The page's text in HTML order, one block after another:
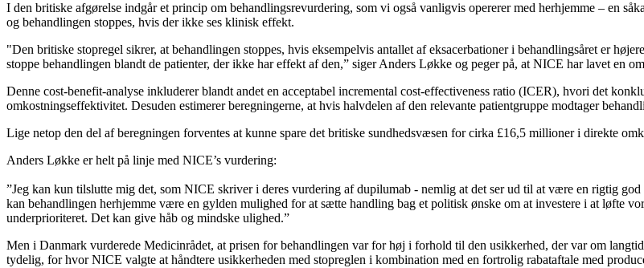
I den britiske afgørelse indgår et princip om behandlingsrevurdering, som vi også vanligvis opererer med herhjemme – en
og behandlingen stoppes, hvis der ikke ses klinisk effekt.
"Den britiske stopregel sikrer, at behandlingen stoppes, hvis eksempelvis antallet af eksacerbationer i behandlingsåret er
stoppe behandlingen blandt de patienter, der ikke har effekt af den,” siger Anders Løkke og peger på, at NICE har lavet en
Denne cost-benefit-analyse inkluderer blandt andet en acceptabel incremental cost-effectiveness ratio (ICER), hvori det
omkostningseffektivitet. Desuden estimerer beregningerne, at hvis halvdelen af den relevante patientgruppe modtager
Lige netop den del af beregningen forventes at kunne spare det britiske sundhedsvæsen for cirka £16,5 millioner i direkte
Anders Løkke er helt på linje med NICE’s vurdering:
”Jeg kan kun tilslutte mig det, som NICE skriver i deres vurdering af dupilumab - nemlig at det ser ud til at være en rigtig
kan behandlingen herhjemme være en gylden mulighed for at sætte handling bag et politisk ønske om at investere i at løfte
underprioriteret. Det kan give håb og mindske ulighed.”
Men i Danmark vurderede Medicinrådet, at prisen for behandlingen var for høj i forhold til den usikkerhed, der var om
tydelig, for hvor NICE valgte at håndtere usikkerheden med stopreglen i kombination med en fortrolig rabataftale med